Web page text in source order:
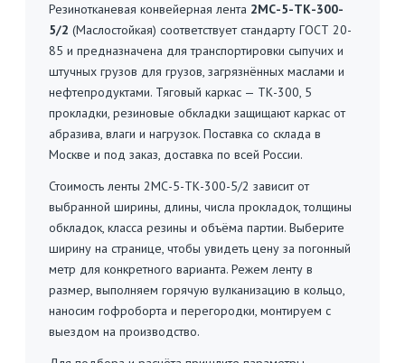
Резинотканевая конвейерная лента 2МС-5-ТК-300-
5/2 (Маслостойкая) соответствует стандарту ГОСТ 20-
85 и предназначена для транспортировки сыпучих и
штучных грузов для грузов, загрязнённых маслами и
нефтепродуктами. Тяговый каркас — ТК-300, 5
прокладки, резиновые обкладки защищают каркас от
абразива, влаги и нагрузок. Поставка со склада в
Москве и под заказ, доставка по всей России.
Стоимость ленты 2МС-5-ТК-300-5/2 зависит от
выбранной ширины, длины, числа прокладок, толщины
обкладок, класса резины и объёма партии. Выберите
ширину на странице, чтобы увидеть цену за погонный
метр для конкретного варианта. Режем ленту в
размер, выполняем горячую вулканизацию в кольцо,
наносим гофроборта и перегородки, монтируем с
выездом на производство.